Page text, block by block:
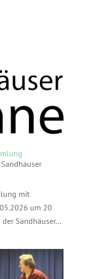
Sandhäuser
mit
um 20
Sandhäuser...